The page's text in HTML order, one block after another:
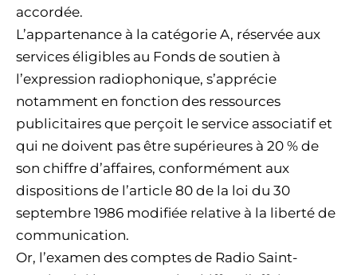
accordée.
L’appartenance à la catégorie A, réservée aux
services éligibles au Fonds de soutien à
l’expression radiophonique, s’apprécie
notamment en fonction des ressources
publicitaires que perçoit le service associatif et
qui ne doivent pas être supérieures à 20 % de
son chiffre d’affaires, conformément aux
dispositions de l’article 80 de la loi du 30
septembre 1986 modifiée relative à la liberté de
communication.
Or, l’examen des comptes de Radio Saint-